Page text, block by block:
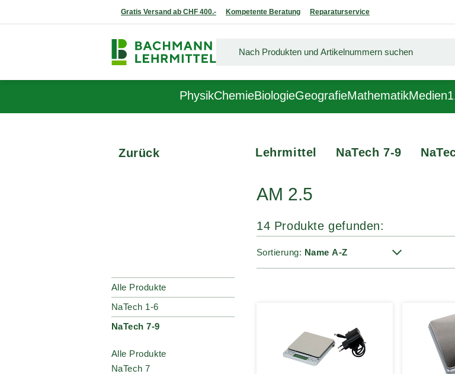
Gratis Versand ab CHF 400.- Kompetente Beratung Reparaturservice
PhysikChemieBiologieGeografieMathematikMedien
Zurück Lehrmittel NaTech 7-9
Alle Produkte
NaTech 1-6
NaTech 7-9
Alle Produkte
NaTech 7
AM 2.5
14 Produkte gefunden:
Sortierung: